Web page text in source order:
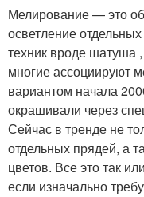
Мелирование — это
осветление
техник вроде шатуша
многие ассоциируют
вариантом начала
окрашивали через
Сейчас в тренде не
отдельных прядей, а
цветов. Все это так
если изначально